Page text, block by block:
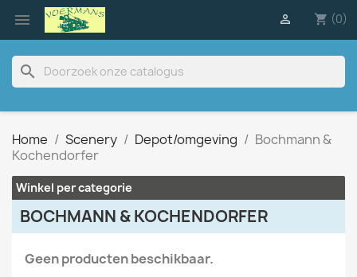
 shopping_cart (0)

search
Home Scenery Depot/omgeving
Bochmann &
Kochendorfer
Winkel per categorie
BOCHMANN & KOCHENDORFER
Geen producten beschikbaar.